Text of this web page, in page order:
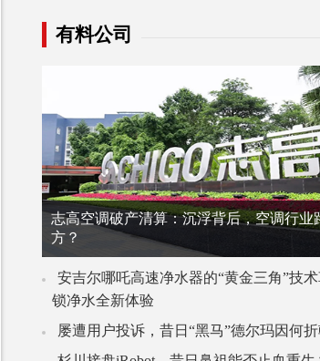
有料公司
志高空调破产清算：沉浮背后，空调行业
方？
安吉尔哪吒高速净水器的“黄金三角”技
锁净水全新体验
屡遭用户投诉，昔日“黑马”德尔玛因何折